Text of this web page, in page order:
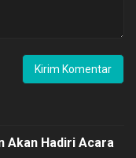
Akan Hadiri Acara